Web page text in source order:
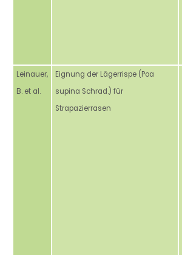
Leinauer,
B. et al.
Eignung der Lägerrispe (Poa
supina Schrad.) für
Strapazierrasen